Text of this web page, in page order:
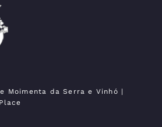
Moimenta da Serra e Vinhó |